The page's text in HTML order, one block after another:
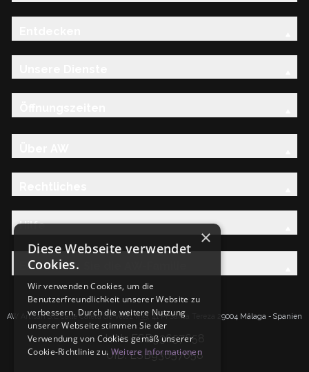
Hilfe
Entdecken Sie die AW-Familie
AW Artisan S.L.Calle Caleta de Velez n39, 41 PI Santa Tereza 29004 Málaga - Spanien
IdNr: ESB93657658
UID: ESB93657658
×
Diese Webseite verwendet
Cookies.
Wir verwenden Cookies, um die
Benutzerfreundlichkeit unserer Website zu
verbessern. Durch die weitere Nutzung
unserer Webseite stimmen Sie der
Verwendung von Cookies gemäß unserer
Cookie-Richtlinie zu. Weitere Informationen